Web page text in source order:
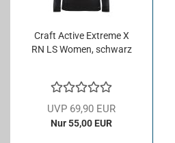
Craft Ac­ti­ve Ex­tre­me X
RN LS Women, schwarz
UVP 69,90 EUR
Nur 55,00 EUR